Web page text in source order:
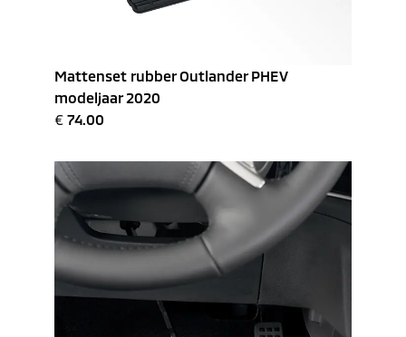
Mattenset rubber Outlander PHEV
modeljaar 2020
€ 74.00